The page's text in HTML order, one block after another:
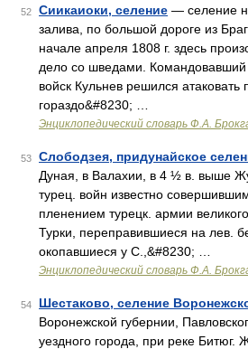
52 Сиикаиоки, селение — селение
залива, по большой дороге из
начале апреля 1808 г. здесь
дело со шведами. Командовавший
войск Кульнев решился атаковать
гораздо&#8230; …
Энциклопедический словарь Ф.А.
53 Слободзея, придунайское
Дуная, в Валахии, в 4 ½ в. выше
турец. войн известно
пленением турецк. армии
Турки, переправившиеся на лев.
окопавшиеся у С.,&#8230; …
Энциклопедический словарь Ф.А.
54 Шестаково, селение
Воронежской губернии,
уездного города, при реке Битюг.